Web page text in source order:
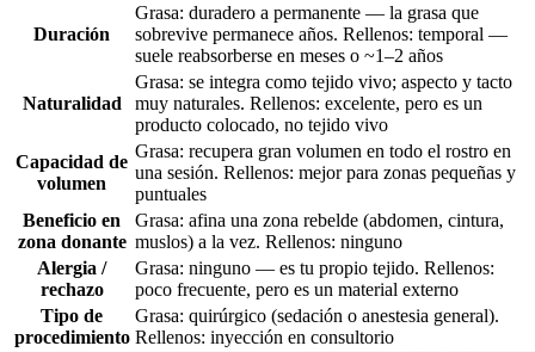
Duración
Grasa: duradero a permanente — la grasa que
sobrevive permanece años. Rellenos: temporal —
suele reabsorberse en meses o ~1–2 años
Naturalidad
Grasa: se integra como tejido vivo; aspecto y tacto
muy naturales. Rellenos: excelente, pero es un
producto colocado, no tejido vivo
Capacidad de
volumen
Grasa: recupera gran volumen en todo el rostro en
una sesión. Rellenos: mejor para zonas pequeñas y
puntuales
Beneficio en
zona donante
Grasa: afina una zona rebelde (abdomen, cintura,
muslos) a la vez. Rellenos: ninguno
Alergia /
rechazo
Grasa: ninguno — es tu propio tejido. Rellenos:
poco frecuente, pero es un material externo
Tipo de
procedimiento
Grasa: quirúrgico (sedación o anestesia general).
Rellenos: inyección en consultorio